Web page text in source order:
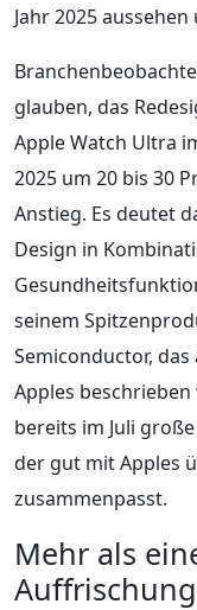
Jahr 2025
glauben, das
Apple Watch Ultra
2025 um 20 bis 30
Anstieg. Es deutet
Design in
seinem
Semiconductor,
Apples
bereits im Juli
der gut mit Apples
zusammenpasst.
Mehr als
Auffrischung